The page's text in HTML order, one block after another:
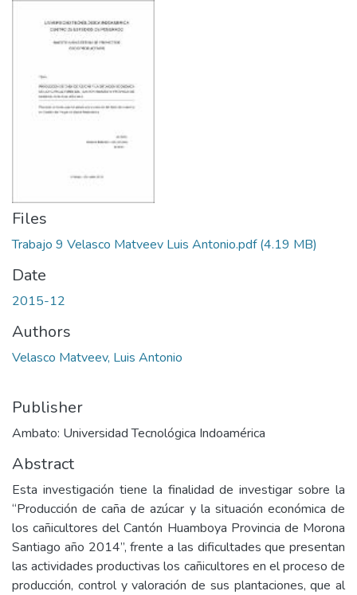
Files
Trabajo 9 Velasco Matveev Luis Antonio.pdf(4.19 MB)
Date
2015-12
Authors
Velasco Matveev, Luis Antonio
Publisher
Ambato: Universidad Tecnológica Indoamérica
Abstract
Esta investigación tiene la finalidad de investigar sobre la
“Producción de caña de azúcar y la situación económica de
los cañicultores del Cantón Huamboya Provincia de Morona
Santiago año 2014”, frente a las dificultades que presentan
las actividades productivas los cañicultores en el proceso de
producción, control y valoración de sus plantaciones, que al